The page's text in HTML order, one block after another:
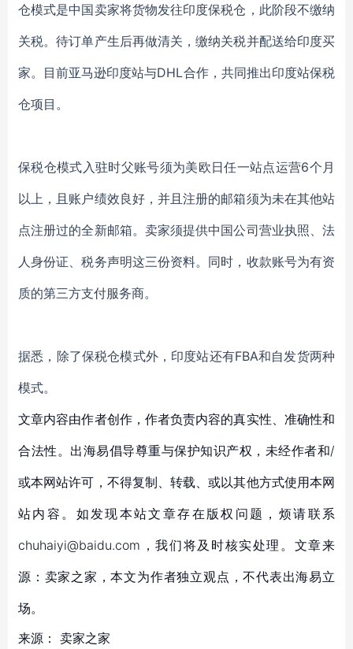
仓模式是中国卖家将货物发往印度保税仓，此阶段不缴纳
关税。待订单产生后再做清关，缴纳关税并配送给印度买
家。目前亚马逊印度站与DHL合作，共同推出印度站保税
仓项目。
保税仓模式入驻时父账号须为美欧日任一站点运营6个月
以上，且账户绩效良好，并且注册的邮箱须为未在其他站
点注册过的全新邮箱。卖家须提供中国公司营业执照、法
人身份证、税务声明这三份资料。同时，收款账号为有资
质的第三方支付服务商。
据悉，除了保税仓模式外，印度站还有FBA和自发货两种
模式。
文章内容由作者创作，作者负责内容的真实性、准确性和
合法性。出海易倡导尊重与保护知识产权，未经作者和/
或本网站许可，不得复制、转载、或以其他方式使用本网
站内容。如发现本站文章存在版权问题，烦请联系
chuhaiyi@baidu.com，我们将及时核实处理。文章来
源：卖家之家，本文为作者独立观点，不代表出海易立
场。
来源： 卖家之家